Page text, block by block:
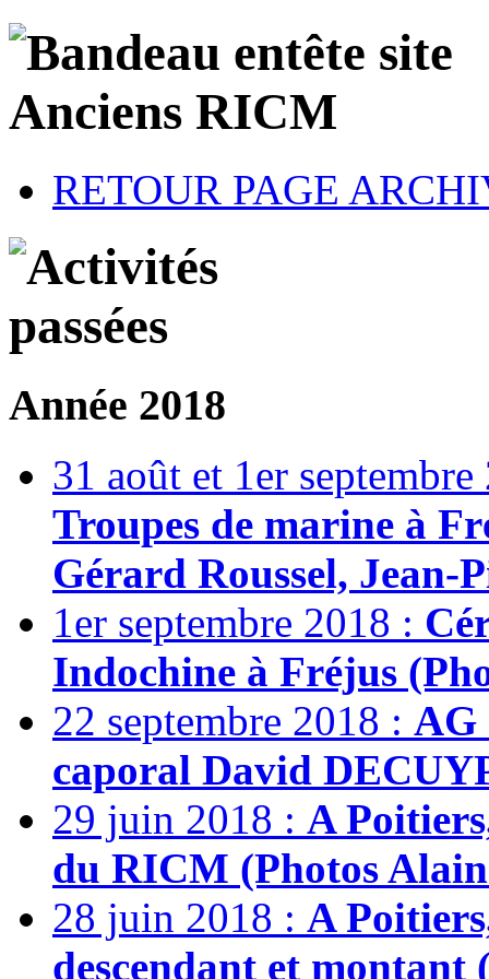
RETOUR PAGE
Année 2018
31 août et 1er
Troupes de marine à
Gérard Roussel, Jean-
1er septembre 2018 :
Indochine à Fréjus
22 septembre 2018 : AG
caporal David
29 juin 2018 : A
du RICM (Photos
28 juin 2018 : A
descendant et